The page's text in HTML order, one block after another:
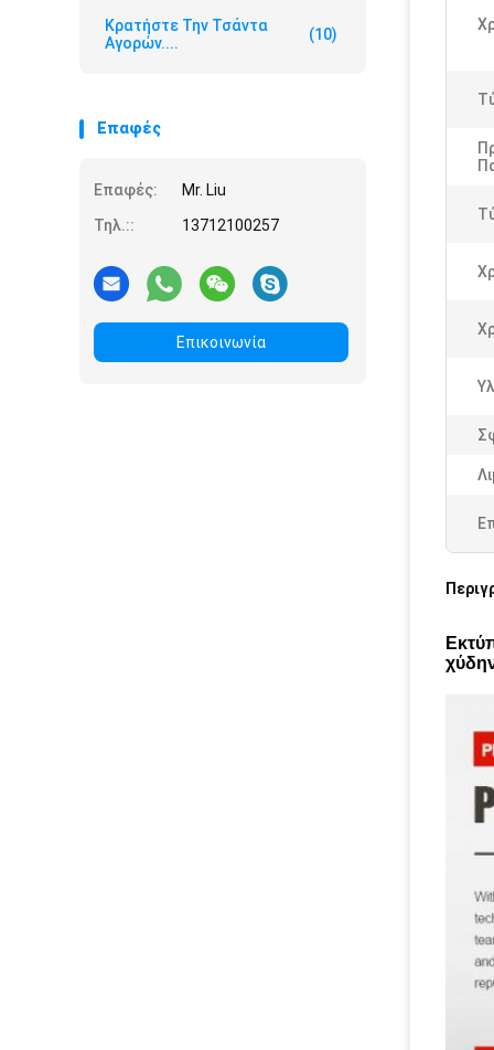
Κρατήστε Την Τσάντα
Αγορών....
(10)
Επαφές
Επαφές:
Mr. Liu
Τηλ.::
13712100257
Επικοινωνία